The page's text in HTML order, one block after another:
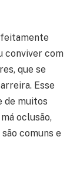
conviver com
que se
Esse
de muitos
oclusão,
comuns e